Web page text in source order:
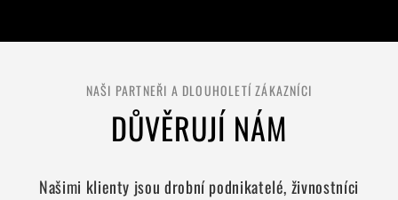
NAŠI PARTNEŘI A DLOUHOLETÍ ZÁKAZNÍCI
DŮVĚRUJÍ NÁM
Našimi klienty jsou drobní podnikatelé, živnostníci